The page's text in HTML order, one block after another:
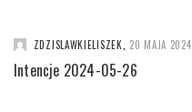
ZDZISLAWKIELISZEK 20 MAJA 2024
Intencje 2024-05-26